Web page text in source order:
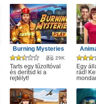
Burning Mysteries
29K
Tarts egy tűzoltóval
és derítsd ki a
rejtélyt!
Egy
rád!